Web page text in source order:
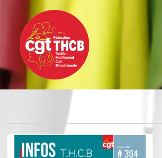
contenu
principal